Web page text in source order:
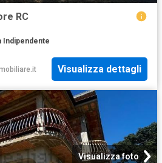
RC
Indipendente
Visualizza dettagli
Visualizza foto